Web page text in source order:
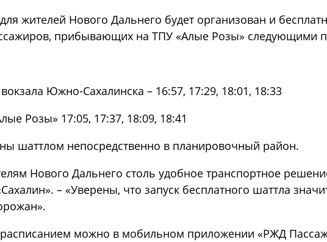
жителей Нового Дальнего будет организован и
прибывающих на ТПУ «Алые Розы» следующими
Южно-Сахалинска – 16:57, 17:29, 18:01, 18:33
Розы» 17:05, 17:37, 18:09, 18:41
шаттлом непосредственно в планировочный район.
Нового Дальнего столь удобное транспортное
– «Уверены, что запуск бесплатного шаттла
можно в мобильном приложении «РЖД